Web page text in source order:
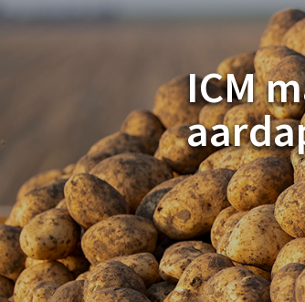
ICM maakt succesvolle
ICM